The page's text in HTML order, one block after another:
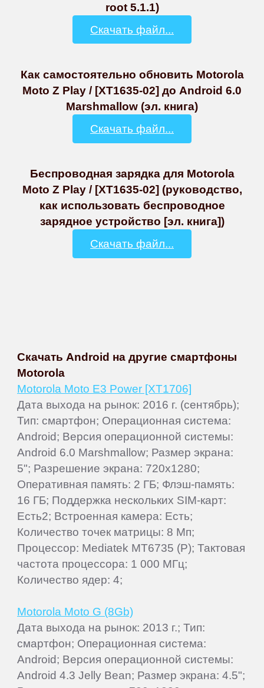
root 5.1.1)
Скачать файл...
Как самостоятельно обновить Motorola
Moto Z Play / [XT1635-02] до Android 6.0
Marshmallow (эл. книга)
Скачать файл...
Беспроводная зарядка для Motorola
Moto Z Play / [XT1635-02] (руководство,
как использовать беспроводное
зарядное устройство [эл. книга])
Скачать файл...
Скачать Android на другие смартфоны
Motorola
Motorola Moto E3 Power [XT1706]
Дата выхода на рынок: 2016 г. (сентябрь);
Тип: смартфон; Операционная система:
Android; Версия операционной системы:
Android 6.0 Marshmallow; Размер экрана:
5"; Разрешение экрана: 720x1280;
Оперативная память: 2 ГБ; Флэш-память:
16 ГБ; Поддержка нескольких SIM-карт:
Есть2; Встроенная камера: Есть;
Количество точек матрицы: 8 Мп;
Процессор: Mediatek MT6735 (P); Тактовая
частота процессора: 1 000 МГц;
Количество ядер: 4;
Motorola Moto G (8Gb)
Дата выхода на рынок: 2013 г.; Тип:
смартфон; Операционная система:
Android; Версия операционной системы:
Android 4.3 Jelly Bean; Размер экрана: 4.5";